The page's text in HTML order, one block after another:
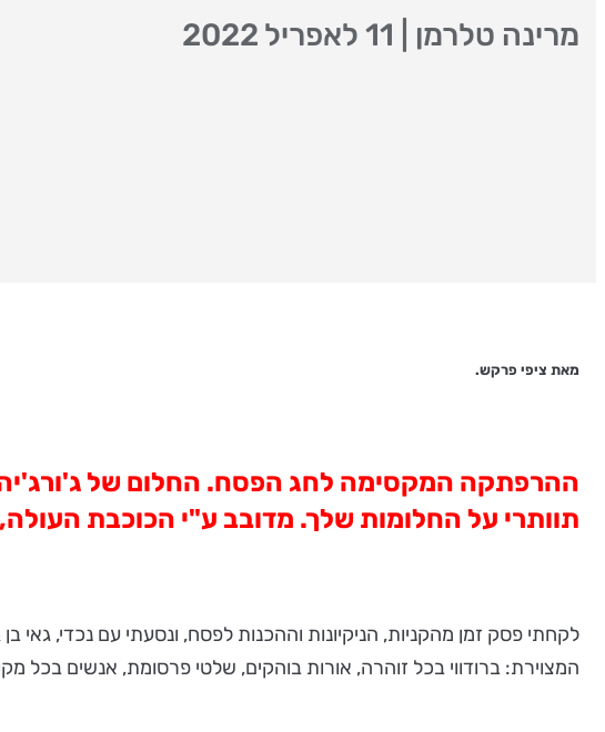
מרינה טלרמן
מאת ציפי פרקש.
ההרפתקה המקסימה לחג הפסח. החלום של
תוותרי על החלומות שלך. מדובב ע"י הכוכבת העולה,
המצוירת: ברודווי בכל זוהרה, אורות בוהקים, שלטי פרסומת, אנשים בכל